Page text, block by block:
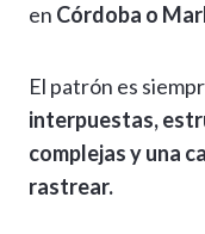
en Córdoba o
El patrón es
interpuestas,
complejas y una
rastrear.